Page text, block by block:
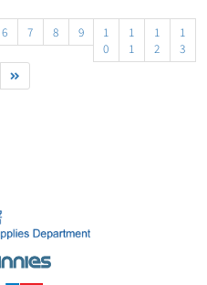
6 7 8 9
1
0
1
1
1
2
1
3